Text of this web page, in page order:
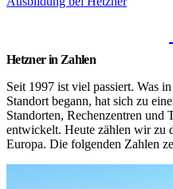
Hetzner in Zahlen
Seit 1997 ist viel passiert. Was
Standort begann, hat sich zu
Standorten, Rechenzentren und
entwickelt. Heute zählen wir zu
Europa. Die folgenden Zahlen